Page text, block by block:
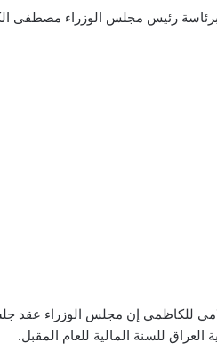
رئيس مجلس الوزراء مصطفى
للكاظمي إن مجلس الوزراء عقد
العراق للسنة المالية للعام المقبل.